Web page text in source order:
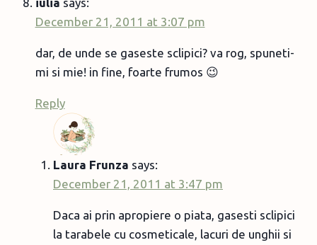
December 21, 2011 at 3:07 pm
dar, de unde se gaseste sclipici? va rog, spuneti-
mi si mie! in fine, foarte frumos 😉
Reply
Laura Frunza says:
December 21, 2011 at 3:47 pm
Daca ai prin apropiere o piata, gasesti sclipici
la tarabele cu cosmeticale, lacuri de unghii si